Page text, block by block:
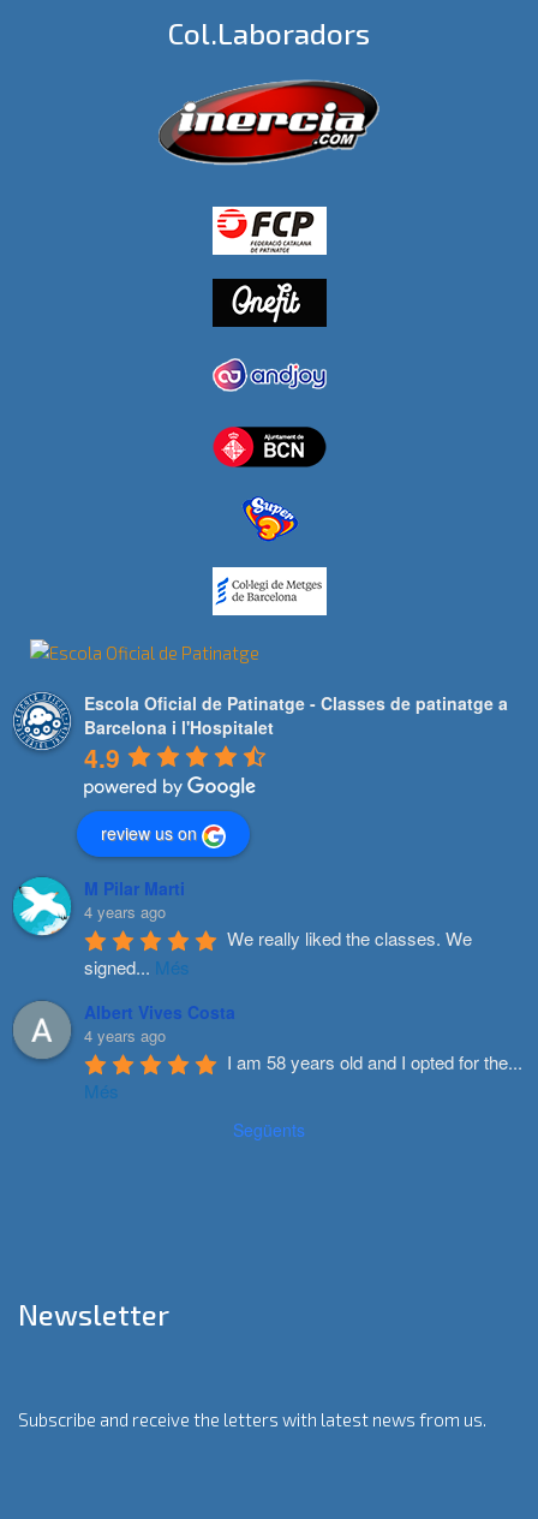
Col.laboradors
Escola Oficial de Patinatge - Classes de patinatge a
Barcelona i l'Hospitalet
4.9
review us on
M Pilar Marti
4 years ago
We really liked the classes. We
signed... Més
Albert Vives Costa
4 years ago
I am 58 years old and I opted for the...
Més
Següents
Newsletter
Subscribe and receive the letters with latest news from us.